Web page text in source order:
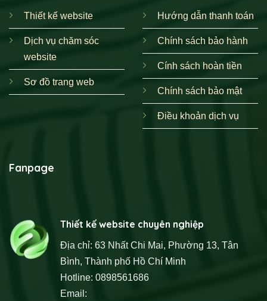
Thiết kế website
Dịch vụ chăm sóc
website
Sơ đồ trang web
Hướng dẫn thanh toán
Chính sách bảo hành
Cính sách hoàn tiền
Chính sách bảo mật
Điều khoản dịch vụ
Fanpage
Thiết kế website chuyên nghiệp
Địa chỉ: 63 Nhất Chi Mai, Phường 13, Tân
Bình, Thành phố Hồ Chí Minh
Hotline: 0898561686
Email: